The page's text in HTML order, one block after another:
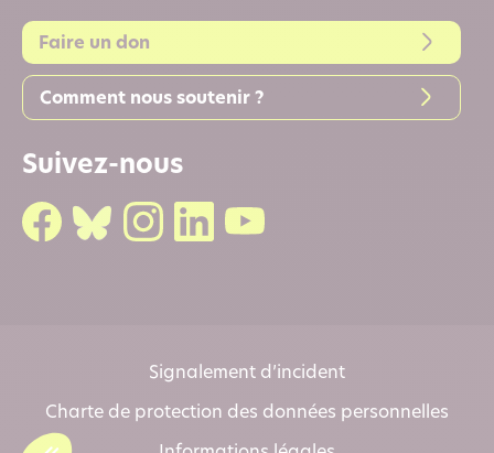
Faire un don
Comment nous soutenir ?
Suivez-nous
Signalement d’incident
Charte de protection des données personnelles